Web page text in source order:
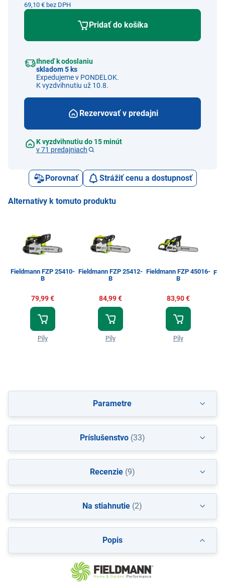
69,10 € bez DPH
Pridať do košíka
Ihneď k odoslaniu
skladom 5 ks
Expedujeme v PONDELOK.
K vyzdvihnutiu už 10.8.
Rezervovať v predajni
K vyzdvihnutiu do 15 minút
v 71 predajniach
Porovnať Strážiť cenu a dostupnosť
Alternatívy k tomuto produktu
Fieldmann FZP 25410-
B
79,99 €
Píly
Fieldmann FZP 25412-
B
84,99 €
Píly
Fieldmann FZP 45016-
B
83,90 €
Píly
Popis
Parametre
Príslušenstvo(33)
Recenzie(9)
Na stiahnutie (2)